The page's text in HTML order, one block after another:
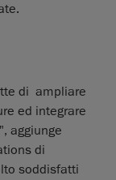
di ampliare
ed integrare
aggiunge
di
soddisfatti